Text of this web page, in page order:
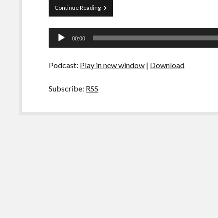
Continue ReadingPapo
Tranqueira
O
Tocador
00:00
Podcast: Play in new window | Download
Subscribe: RSS